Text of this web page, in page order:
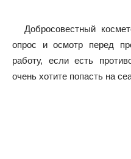
Добросовестный
опрос и осмотр перед
работу, если есть
очень хотите попасть на